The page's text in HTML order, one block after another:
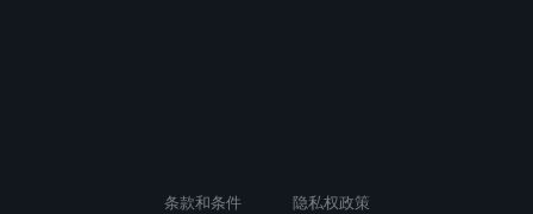
条款和条件 隐私权政策